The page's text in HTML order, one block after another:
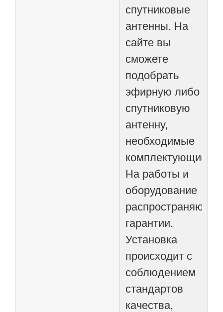
спутниковые
антенны. На
сайте вы
сможете
подобрать
эфирную либо
спутниковую
антенну,
необходимые
комплектующие.
На работы и
оборудование
распространяются
гарантии.
Установка
происходит с
соблюдением
стандартов
качества,